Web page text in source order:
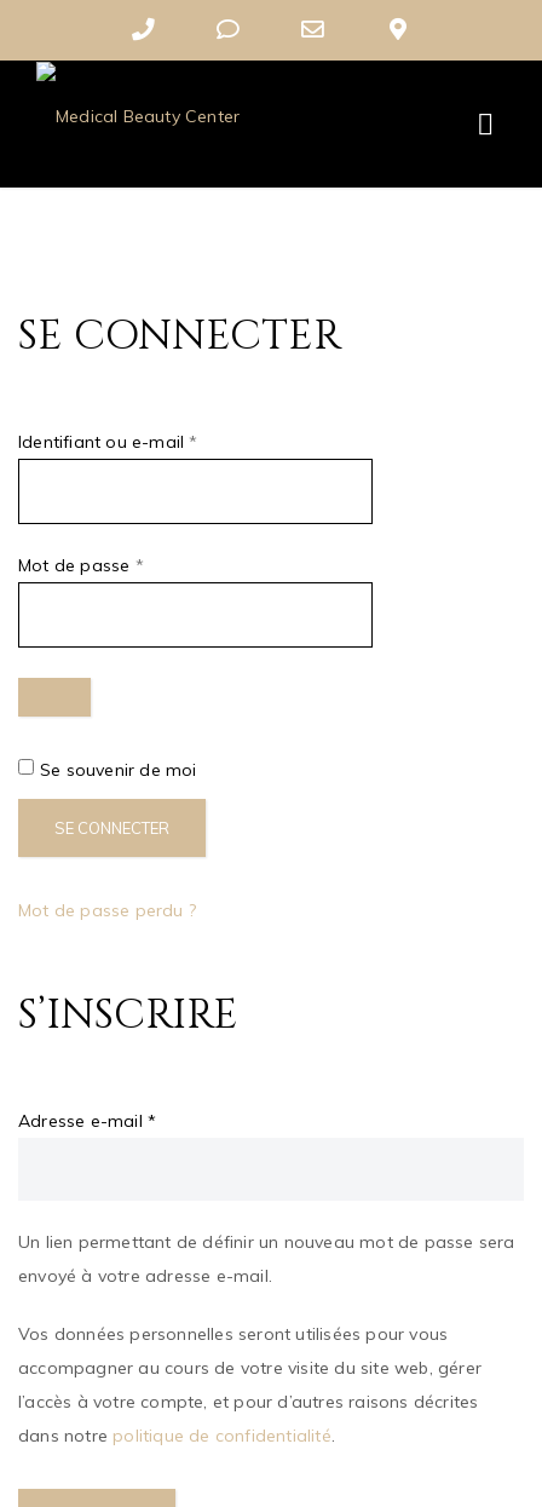
SE CONNECTER
Identifiant ou e-mail *
Mot de passe *Obligatoire
Se souvenir de moi
SE CONNECTER
Mot de passe perdu ?
S’INSCRIRE
Adresse e-mail *
Un lien permettant de définir un nouveau mot de passe sera
envoyé à votre adresse e-mail.
Vos données personnelles seront utilisées pour vous
accompagner au cours de votre visite du site web, gérer
l’accès à votre compte, et pour d’autres raisons décrites
dans notre politique de confidentialité.
Phone
for
Phone